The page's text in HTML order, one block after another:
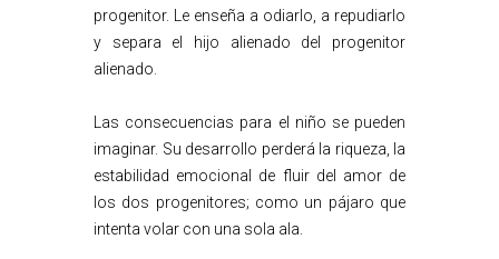
progenitor. Le enseña a odiarlo, a repudiarlo
y separa el hijo alienado del progenitor
alienado.
Las consecuencias para el niño se pueden
imaginar. Su desarrollo perderá la riqueza, la
estabilidad emocional de fluir del amor de
los dos progenitores; como un pájaro que
intenta volar con una sola ala.